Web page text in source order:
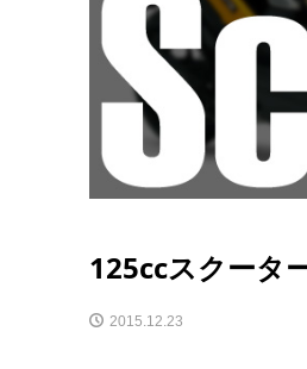
125ccスクータ
2015.12.23